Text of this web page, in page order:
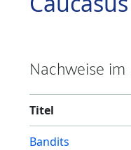
Nachweise im
Titel
Bandits